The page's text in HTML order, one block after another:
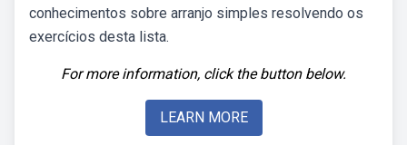
conhecimentos sobre arranjo simples resolvendo os
exercícios desta lista.
For more information, click the button below.
LEARN MORE